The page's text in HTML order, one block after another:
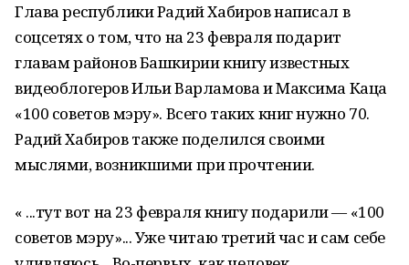
Глава республики Радий Хабиров написал в
соцсетях о том, что на 23 февраля подарит
главам районов Башкирии книгу известных
видеоблогеров Ильи Варламова и Максима Каца
«100 советов мэру». Всего таких книг нужно 70.
Радий Хабиров также поделился своими
мыслями, возникшими при прочтении.
« ...тут вот на 23 февраля книгу подарили — «100
советов мэру»... Уже читаю третий час и сам себе